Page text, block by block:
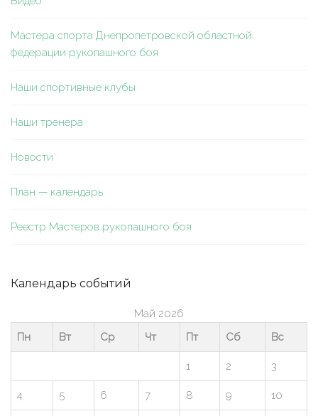
Мастера спорта Днепропетровской областной
федерации рукопашного боя
Наши спортивные клубы
Наши тренера
Новости
План — календарь
Реестр Мастеров рукопашного боя
Календарь событий
Май 2026
Пн
Вт Ср Чт Пт Сб Вс
1 2 3
4 5 6 7 8 9 10